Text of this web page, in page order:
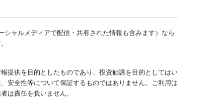
ャルメディアで配信・共有された情報も含みます）なら
提供を目的としたものであり、投資勧誘を目的としてはい
安全性等について保証するものではありません。ご利用は
は責任を負いません。